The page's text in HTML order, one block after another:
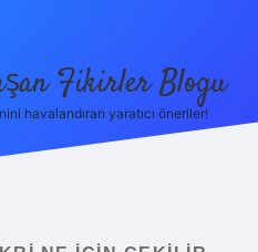
Fikirler Blogu
havalandıran yaratıcı öneriler!